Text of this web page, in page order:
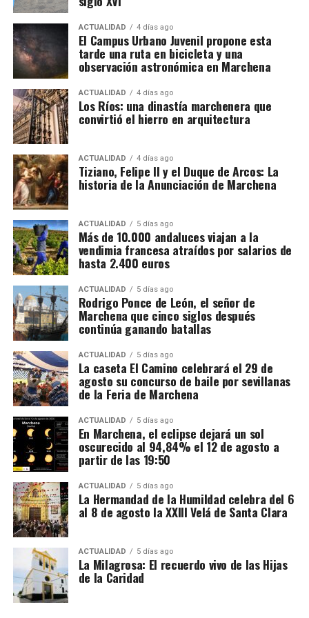
recinto principal con la Alcazaba y también
desapareció lo poco que quedaba de la Puerta de
Écija que ya habia sido demolida junto a la barriada
del mismo nombre en 1650 por orden del virrey de
Napoles.
Mientras unos sectores eran demolidos por
considerarse obstáculos para el desarrollo urbano,
otros quedaban incorporados a las nuevas
construcciones.
Precisamente esa incorporación parece haber
contribuido a la conservación de algunos tramos.
Bellido considera que buena parte del recinto ha
sobrevivido porque quedó integrado en el
urbanismo posterior.
de importación y distribución de alcohol, los
investigadores aseguran haber descubierto una
arquitectura empresarial mucho más compleja. El
entramado estaría compuesto por más de treinta
sociedades, cada una con una función determinada,
además de una estructura empresarial paralela que
habría servido para canalizar fondos procedentes de
la actividad presuntamente delictiva.
La dimensión del trabajo policial y tributario queda
reflejada en otro dato: los investigadores analizaron
movimientos relacionados con 173 cuentas
bancarias. A partir de esa documentación detectaron
importantes volúmenes de alcohol procedentes de
depósitos fiscales de otros países de la Unión
Europea, principalmente Países Bajos y Portugal,
destinados posteriormente a depósitos fiscales
españoles.
El mecanismo investigado aprovechaba el régimen
fiscal aplicable a este tipo de mercancías. Las
bebidas eran introducidas mediante empresas que la
investigación denomina “introductoras” y circulaban
en determinadas fases bajo un régimen suspensivo
de IVA e impuestos especiales. Después se sucedían
transmisiones de la mercancía entre diferentes
sociedades instrumentales dentro de los depósitos
fiscales.
El supuesto fraude se produciría cuando intervenían
sociedades que no ingresaban las cuotas de IVA
correspondientes antes de que el producto llegase
finalmente a las empresas distribuidoras. Al reducir
artificialmente la carga fiscal, estas últimas podían
colocar las bebidas en el mercado a precios
notablemente inferiores a los de competidores que
sí cumplían con sus obligaciones tributarias. La
ACTUALIDAD 4 días ago
El Campus Urbano Juvenil propone esta
tarde una ruta en bicicleta y una
observación astronómica en Marchena
ACTUALIDAD 4 días ago
Los Ríos: una dinastía marchenera que
convirtió el hierro en arquitectura
ACTUALIDAD 4 días ago
Tiziano, Felipe II y el Duque de Arcos: La
historia de la Anunciación de Marchena
ACTUALIDAD 5 días ago
Más de 10.000 andaluces viajan a la
vendimia francesa atraídos por salarios de
hasta 2.400 euros
ACTUALIDAD 5 días ago
Rodrigo Ponce de León, el señor de
Marchena que cinco siglos después
continúa ganando batallas
ACTUALIDAD 5 días ago
La caseta El Camino celebrará el 29 de
agosto su concurso de baile por sevillanas
de la Feria de Marchena
ACTUALIDAD 5 días ago
En Marchena, el eclipse dejará un sol
oscurecido al 94,84% el 12 de agosto a
partir de las 19:50
ACTUALIDAD 5 días ago
La Hermandad de la Humildad celebra del 6
al 8 de agosto la XXIII Velá de Santa Clara
ACTUALIDAD 5 días ago
La Milagrosa: El recuerdo vivo de las Hijas
de la Caridad